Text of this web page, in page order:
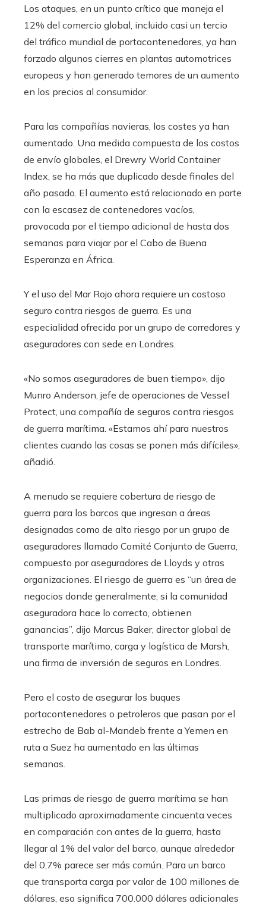
Los ataques, en un punto crítico que maneja el
12% del comercio global, incluido casi un tercio
del tráfico mundial de portacontenedores, ya han
forzado algunos cierres en plantas automotrices
europeas y han generado temores de un aumento
en los precios al consumidor.
Para las compañías navieras, los costes ya han
aumentado. Una medida compuesta de los costos
de envío globales, el Drewry World Container
Index, se ha más que duplicado desde finales del
año pasado. El aumento está relacionado en parte
con la escasez de contenedores vacíos,
provocada por el tiempo adicional de hasta dos
semanas para viajar por el Cabo de Buena
Esperanza en África.
Y el uso del Mar Rojo ahora requiere un costoso
seguro contra riesgos de guerra. Es una
especialidad ofrecida por un grupo de corredores y
aseguradores con sede en Londres.
«No somos aseguradores de buen tiempo», dijo
Munro Anderson, jefe de operaciones de Vessel
Protect, una compañía de seguros contra riesgos
de guerra marítima. «Estamos ahí para nuestros
clientes cuando las cosas se ponen más difíciles»,
añadió.
A menudo se requiere cobertura de riesgo de
guerra para los barcos que ingresan a áreas
designadas como de alto riesgo por un grupo de
aseguradores llamado Comité Conjunto de Guerra,
compuesto por aseguradores de Lloyds y otras
organizaciones. El riesgo de guerra es “un área de
negocios donde generalmente, si la comunidad
aseguradora hace lo correcto, obtienen
ganancias”, dijo Marcus Baker, director global de
transporte marítimo, carga y logística de Marsh,
una firma de inversión de seguros en Londres.
Pero el costo de asegurar los buques
portacontenedores o petroleros que pasan por el
estrecho de Bab al-Mandeb frente a Yemen en
ruta a Suez ha aumentado en las últimas
semanas.
Las primas de riesgo de guerra marítima se han
multiplicado aproximadamente cincuenta veces
en comparación con antes de la guerra, hasta
llegar al 1% del valor del barco, aunque alrededor
del 0,7% parece ser más común. Para un barco
que transporta carga por valor de 100 millones de
dólares, eso significa 700.000 dólares adicionales